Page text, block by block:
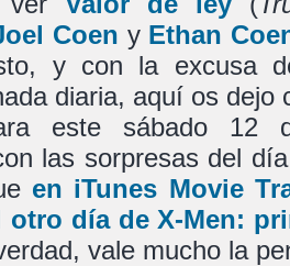
Coen y Ethan
y con la excusa
diaria, aquí os dejo
este sábado 12
las sorpresas del
en iTunes Movie
otro día de X-Men:
vale mucho la